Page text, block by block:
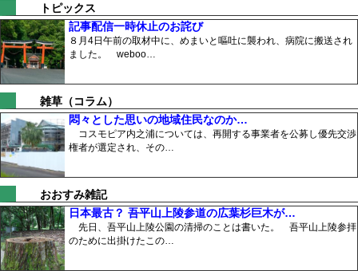
トピックス
記事配信一時休止のお詫び
８月4日午前の取材中に、めまいと嘔吐に襲われ、病院に搬送され
ました。 weboo…
雑草（コラム）
悶々とした思いの地域住民なのか…
コスモピア内之浦については、再開する事業者を公募し優先交渉
権者が選定され、その…
おおすみ雑記
日本最古？ 吾平山上陵参道の広葉杉巨木が…
先日、吾平山上陵公園の清掃のことは書いた。 吾平山上陵参拝
のために出掛けたこの…